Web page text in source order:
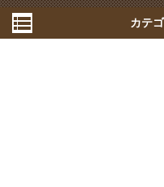
カテ